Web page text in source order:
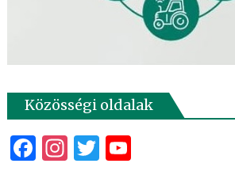
Közösségi oldalak
Facebook
Instagram
Twitter
YouTube